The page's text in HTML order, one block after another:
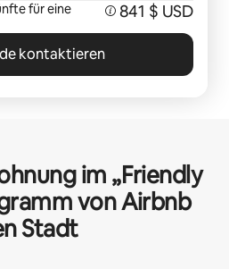
für eine
841 $ USD
kontaktieren
im „Friendly
von Airbnb
Stadt